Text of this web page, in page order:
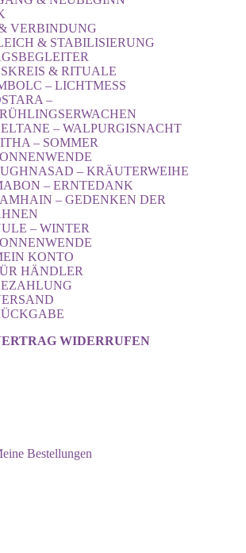
VERBINDUNG
& STABILISIERUNG
& RITUALE
– LICHTMESS
–
– WALPURGISNACHT
– SOMMER
– KRÄUTERWEIHE
– ERNTEDANK
– GEDENKEN DER
– WINTER
KONTO
HÄNDLER
WIDERRUFEN
Bestellungen